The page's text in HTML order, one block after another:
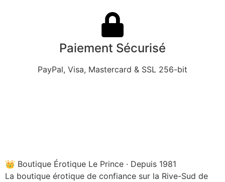
Paiement Sécurisé
PayPal, Visa, Mastercard & SSL 256-bit
👑 Boutique Érotique Le Prince · Depuis 1981
La boutique érotique de confiance sur la Rive-Sud de